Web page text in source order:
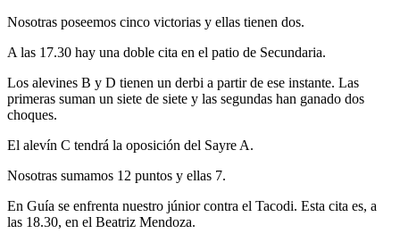
Nosotras poseemos cinco victorias y ellas tienen dos.
A las 17.30 hay una doble cita en el patio de Secundaria.
Los alevines B y D tienen un derbi a partir de ese instante. Las
primeras suman un siete de siete y las segundas han ganado dos
choques.
El alevín C tendrá la oposición del Sayre A.
Nosotras sumamos 12 puntos y ellas 7.
En Guía se enfrenta nuestro júnior contra el Tacodi. Esta cita es, a
las 18.30, en el Beatriz Mendoza.